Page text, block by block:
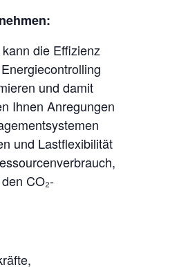
die Effizienz
und damit
Ihnen Anregungen
und Lastflexibilität
CO₂-